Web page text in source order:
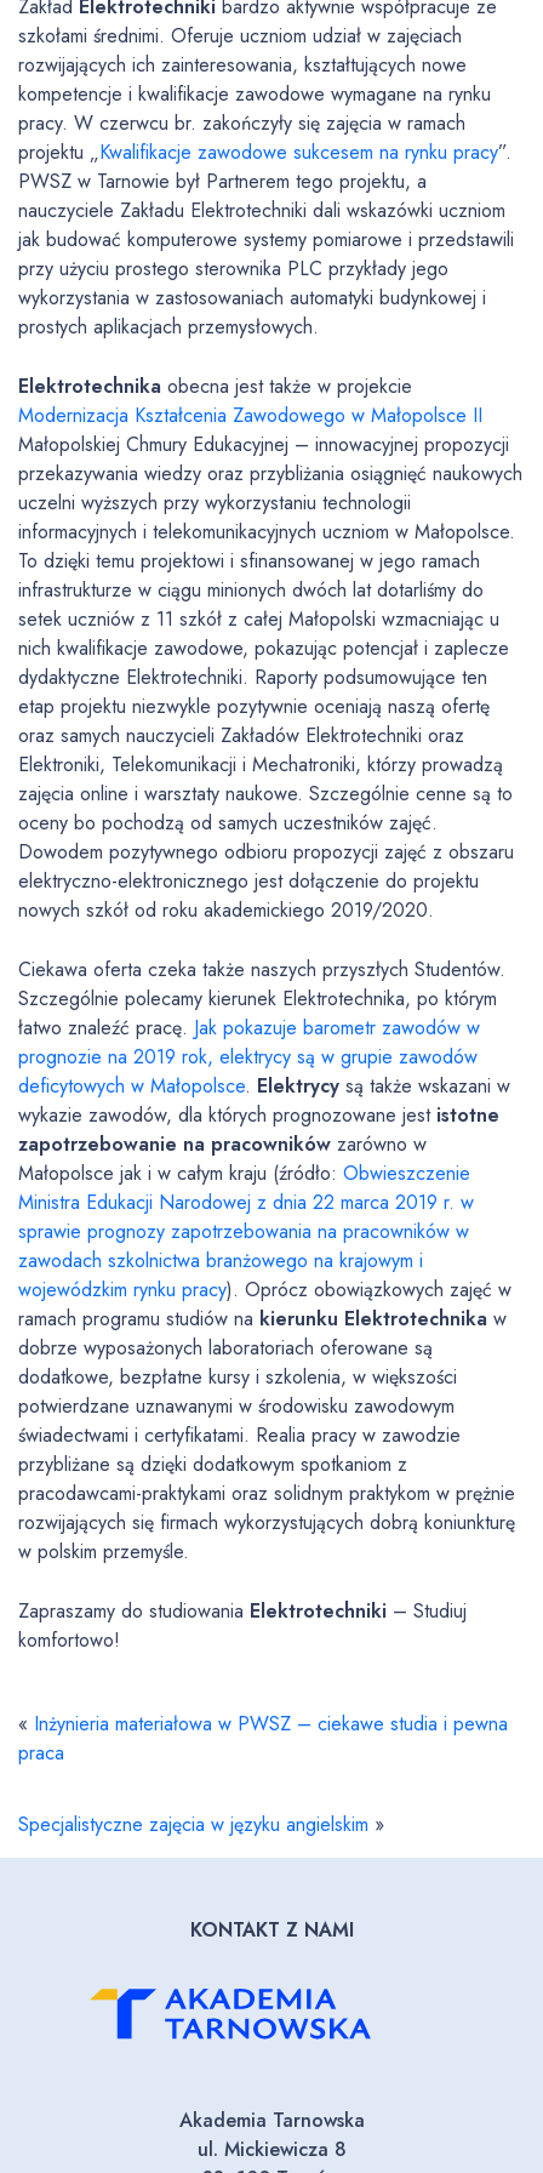
Zakład Elektrotechniki bardzo aktywnie współpracuje ze
szkołami średnimi. Oferuje uczniom udział w zajęciach
rozwijających ich zainteresowania, kształtujących nowe
kompetencje i kwalifikacje zawodowe wymagane na rynku
pracy. W czerwcu br. zakończyły się zajęcia w ramach
projektu „Kwalifikacje zawodowe sukcesem na rynku pracy”.
PWSZ w Tarnowie był Partnerem tego projektu, a
nauczyciele Zakładu Elektrotechniki dali wskazówki uczniom
jak budować komputerowe systemy pomiarowe i przedstawili
przy użyciu prostego sterownika PLC przykłady jego
wykorzystania w zastosowaniach automatyki budynkowej i
prostych aplikacjach przemysłowych.
Elektrotechnika obecna jest także w projekcie
Modernizacja Kształcenia Zawodowego w Małopolsce II
Małopolskiej Chmury Edukacyjnej – innowacyjnej propozycji
przekazywania wiedzy oraz przybliżania osiągnięć naukowych
uczelni wyższych przy wykorzystaniu technologii
informacyjnych i telekomunikacyjnych uczniom w Małopolsce.
To dzięki temu projektowi i sfinansowanej w jego ramach
infrastrukturze w ciągu minionych dwóch lat dotarliśmy do
setek uczniów z 11 szkół z całej Małopolski wzmacniając u
nich kwalifikacje zawodowe, pokazując potencjał i zaplecze
dydaktyczne Elektrotechniki. Raporty podsumowujące ten
etap projektu niezwykle pozytywnie oceniają naszą ofertę
oraz samych nauczycieli Zakładów Elektrotechniki oraz
Elektroniki, Telekomunikacji i Mechatroniki, którzy prowadzą
zajęcia online i warsztaty naukowe. Szczególnie cenne są to
oceny bo pochodzą od samych uczestników zajęć.
Dowodem pozytywnego odbioru propozycji zajęć z obszaru
elektryczno-elektronicznego jest dołączenie do projektu
nowych szkół od roku akademickiego 2019/2020.
Ciekawa oferta czeka także naszych przyszłych Studentów.
Szczególnie polecamy kierunek Elektrotechnika, po którym
łatwo znaleźć pracę. Jak pokazuje barometr zawodów w
prognozie na 2019 rok, elektrycy są w grupie zawodów
deficytowych w Małopolsce. Elektrycy są także wskazani w
wykazie zawodów, dla których prognozowane jest istotne
zapotrzebowanie na pracowników zarówno w
Małopolsce jak i w całym kraju (źródło: Obwieszczenie
Ministra Edukacji Narodowej z dnia 22 marca 2019 r. w
sprawie prognozy zapotrzebowania na pracowników w
zawodach szkolnictwa branżowego na krajowym i
wojewódzkim rynku pracy). Oprócz obowiązkowych zajęć w
ramach programu studiów na kierunku Elektrotechnika w
dobrze wyposażonych laboratoriach oferowane są
dodatkowe, bezpłatne kursy i szkolenia, w większości
potwierdzane uznawanymi w środowisku zawodowym
świadectwami i certyfikatami. Realia pracy w zawodzie
przybliżane są dzięki dodatkowym spotkaniom z
pracodawcami-praktykami oraz solidnym praktykom w prężnie
rozwijających się firmach wykorzystujących dobrą koniunkturę
w polskim przemyśle.
Zapraszamy do studiowania Elektrotechniki – Studiuj
komfortowo!
« Inżynieria materiałowa w PWSZ – ciekawe studia i pewna
praca
Specjalistyczne zajęcia w języku angielskim »
KONTAKT Z NAMI
Akademia Tarnowska
ul. Mickiewicza 8